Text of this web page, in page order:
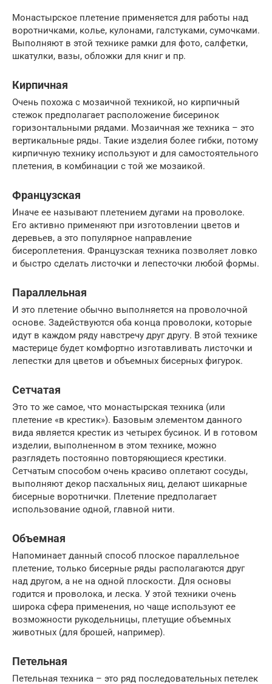
Монастырское плетение применяется для работы над
воротничками, колье, кулонами, галстуками, сумочками.
Выполняют в этой технике рамки для фото, салфетки,
шкатулки, вазы, обложки для книг и пр.
Кирпичная
Очень похожа с мозаичной техникой, но кирпичный
стежок предполагает расположение бисеринок
горизонтальными рядами. Мозаичная же техника – это
вертикальные ряды. Такие изделия более гибки, потому
кирпичную технику используют и для самостоятельного
плетения, в комбинации с той же мозаикой.
Французская
Иначе ее называют плетением дугами на проволоке.
Его активно применяют при изготовлении цветов и
деревьев, а это популярное направление
бисероплетения. Французская техника позволяет ловко
и быстро сделать листочки и лепесточки любой формы.
Параллельная
И это плетение обычно выполняется на проволочной
основе. Задействуются оба конца проволоки, которые
идут в каждом ряду навстречу друг другу. В этой технике
мастерице будет комфортно изготавливать листочки и
лепестки для цветов и объемных бисерных фигурок.
Сетчатая
Это то же самое, что монастырская техника (или
плетение «в крестик»). Базовым элементом данного
вида является крестик из четырех бусинок. И в готовом
изделии, выполненном в этом технике, можно
разглядеть постоянно повторяющиеся крестики.
Сетчатым способом очень красиво оплетают сосуды,
выполняют декор пасхальных яиц, делают шикарные
бисерные воротнички. Плетение предполагает
использование одной, главной нити.
Объемная
Напоминает данный способ плоское параллельное
плетение, только бисерные ряды располагаются друг
над другом, а не на одной плоскости. Для основы
годится и проволока, и леска. У этой техники очень
широка сфера применения, но чаще используют ее
возможности рукодельницы, плетущие объемных
животных (для брошей, например).
Петельная
Петельная техника – это ряд последовательных петелек